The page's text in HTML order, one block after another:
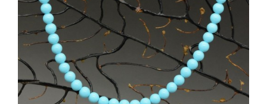
CONTATTI
Categorie prodotto
Collane corte(16)
Collane lunghe(4)